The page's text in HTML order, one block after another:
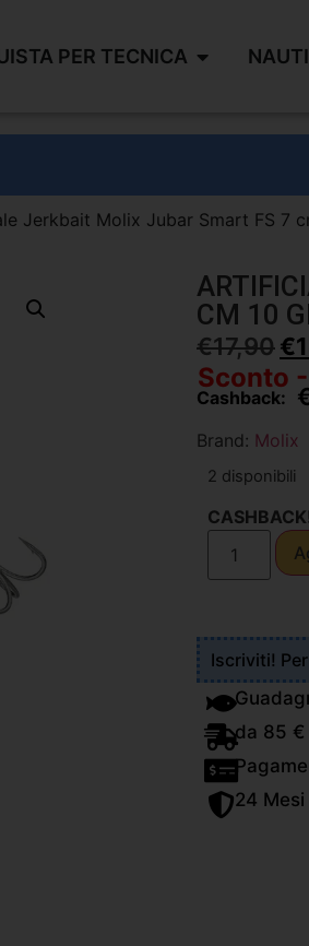
PER TECNICA
Jerkbait Molix Jubar Smart FS 7
CM 10
€17,90€
Sconto
Cashback:
Brand: Molix
2 disponibili
Iscriviti!
da 85 €
24